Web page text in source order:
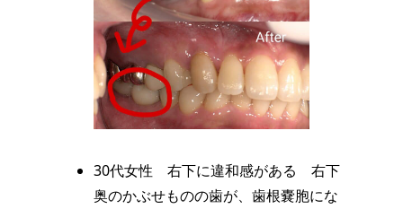
30代女性 右下に違和感がある 右下
奥のかぶせものの歯が、歯根嚢胞にな